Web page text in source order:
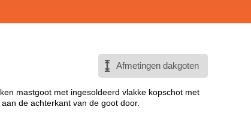
Afmetingen dakgoten
mastgoot met ingesoldeerd vlakke kopschot met
de achterkant van de goot door.